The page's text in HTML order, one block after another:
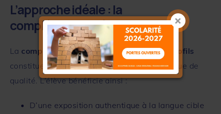
L’approche idéale : la
complémentarité
La complémentarité entre ces différents profils
constitue la vraie richesse d’une école bilingue de
qualité. L’élève bénéficie ainsi :
D’une exposition authentique à la langue cible